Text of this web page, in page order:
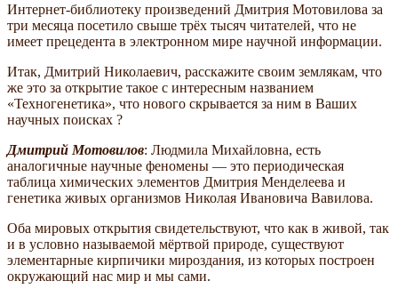
Интернет-библиотеку произведений Дмитрия Мотовилова за
три месяца посетило свыше трёх тысяч читателей, что не
имеет прецедента в электронном мире научной информации.
Итак, Дмитрий Николаевич, расскажите своим землякам, что
же это за открытие такое с интересным названием
«Техногенетика», что нового скрывается за ним в Ваших
научных поисках ?
Дмитрий Мотовилов: Людмила Михайловна, есть
аналогичные научные феномены — это периодическая
таблица химических элементов Дмитрия Менделеева и
генетика живых организмов Николая Ивановича Вавилова.
Оба мировых открытия свидетельствуют, что как в живой, так
и в условно называемой мёртвой природе, существуют
элементарные кирпичики мироздания, из которых построен
окружающий нас мир и мы сами.